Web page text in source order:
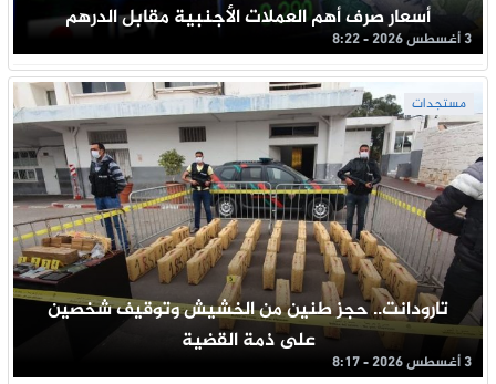
أسعار صرف أهم العملات الأجنبية مقابل الدرهم
3 أغسطس 2026 - 8:22
مستجدات
تارودانت.. حجز طنين من الخشيش وتوقيف شخصين
على ذمة القضية
3 أغسطس 2026 - 8:17